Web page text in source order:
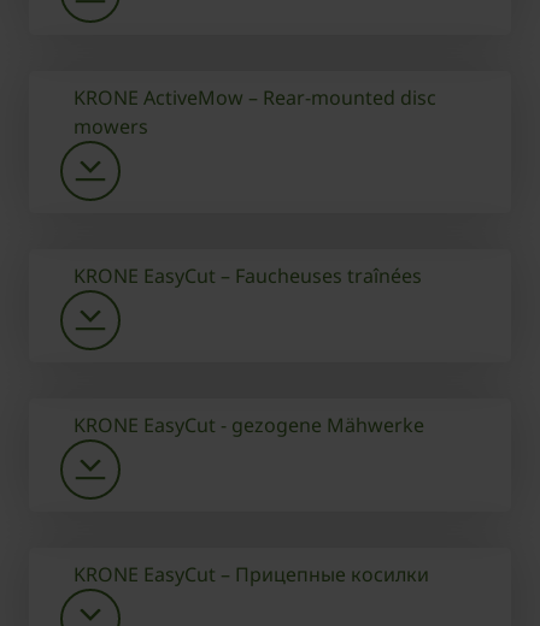
KRONE ActiveMow – Rear-mounted disc
mowers
KRONE EasyCut – Faucheuses traînées
KRONE EasyCut - gezogene Mähwerke
KRONE EasyCut – Прицепные косилки